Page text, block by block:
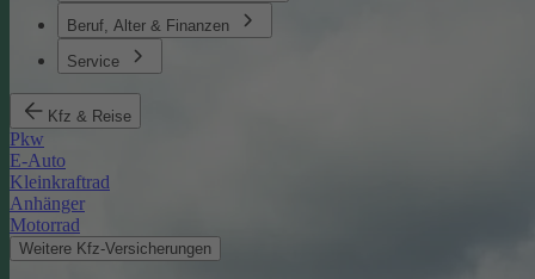
Beruf, Alter & Finanzen
Service
Kfz & Reise
Pkw
E-Auto
Kleinkraftrad
Anhänger
Motorrad
Weitere Kfz-Versicherungen